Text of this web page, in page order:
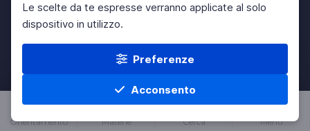
Le scelte da te espresse verranno applicate al solo
dispositivo in utilizzo.
Preferenze
Acconsento
Orientamento Materie Cerca Menu